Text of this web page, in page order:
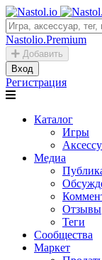
Nastolio.Premium
Добавить
Вход
Регистрация
Каталог
Игры
Медиа
Отзывы
Теги
Сообщества
Маркет